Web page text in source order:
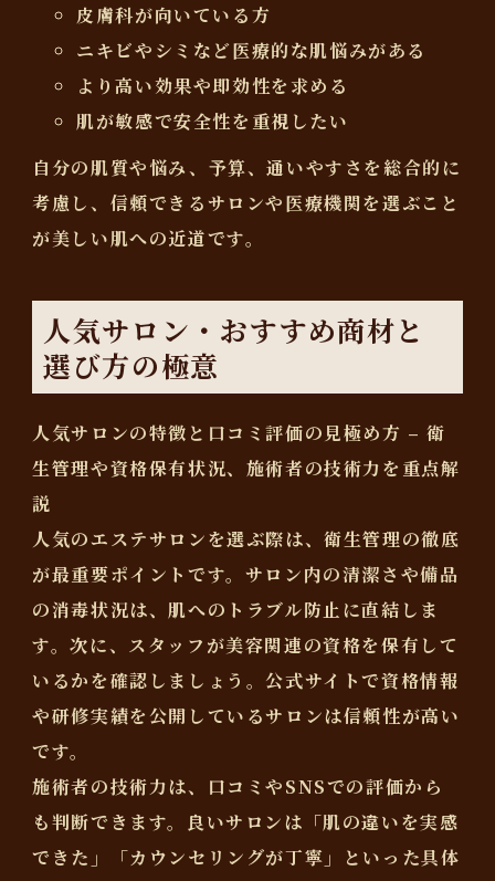
皮膚科が向いている方
ニキビやシミなど医療的な肌悩みがある
より高い効果や即効性を求める
肌が敏感で安全性を重視したい
自分の肌質や悩み、予算、通いやすさを総合的に
考慮し、信頼できるサロンや医療機関を選ぶこと
が美しい肌への近道です。
人気サロン・おすすめ商材と
選び方の極意
人気サロンの特徴と口コミ評価の見極め方 – 衛
生管理や資格保有状況、施術者の技術力を重点解
説
人気のエステサロンを選ぶ際は、衛生管理の徹底
が最重要ポイントです。サロン内の清潔さや備品
の消毒状況は、肌へのトラブル防止に直結しま
す。次に、 スタッフが美容関連の資格を保有して
いるかを確認しましょう。公式サイトで資格情報
や研修実績を公開しているサロンは信頼性が高い
です。
施術者の技術力は、口コミやSNSでの評価から
も判断できます。良いサロンは「肌の違いを実感
できた」「カウンセリングが丁寧」といった具体